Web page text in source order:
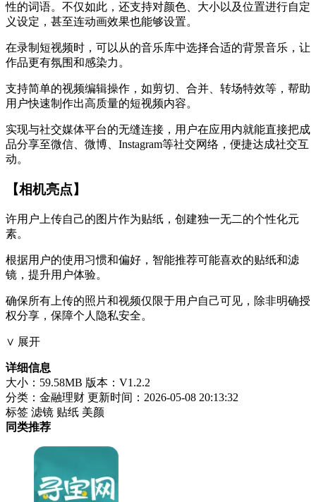
性的词语。不仅如此，还支持对颜色、大小以及位置进行自定
义设定，甚至连动画效果也能够设置。
在录制短视频时，可以从的音乐库中选择合适的背景音乐，让
作品更有氛围和感染力。
支持简单的视频编辑操作，如剪切、合并、转场特效等，帮助
用户快速制作出高质量的短视频内容。
实现与社交媒体平台的无缝连接，用户在应用内就能直接把成
品分享至微信、微博、Instagram等社交网络，便捷达成社交互
动。
【相机亮点】
许用户上传自己的图片作为贴纸，创建独一无二的个性化元
素。
根据用户的使用习惯和偏好，智能推荐可能喜欢的贴纸和滤
镜，提升用户体验。
确保所有上传的照片和视频仅限于用户自己可见，除非明确授
权分享，保障个人隐私安全。
∨ 展开
详细信息
大小：59.58MB 版本：V1.2.2
分类：金融理财 更新时间：2026-05-08 20:13:32
标签 滤镜 贴纸 美颜
同类推荐